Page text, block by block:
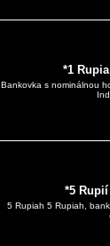
*1
Bankovka s nominálnou
*5 Rupií
5 Rupiah 5 Rupiah,